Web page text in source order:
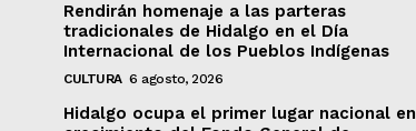
Rendirán homenaje a las parteras
tradicionales de Hidalgo en el Día
Internacional de los Pueblos Indígenas
CULTURA 6 agosto, 2026
Hidalgo ocupa el primer lugar nacional en